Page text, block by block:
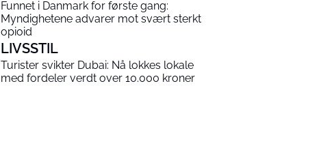
Funnet i Danmark for første gang:
Myndighetene advarer mot svært sterkt
opioid
LIVSSTIL
Turister svikter Dubai: Nå lokkes lokale
med fordeler verdt over 10.000 kroner